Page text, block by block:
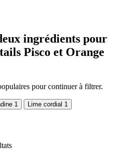
ingrédients pour
Pisco et Orange
pour continuer à filtrer.
1 Lime cordial 1